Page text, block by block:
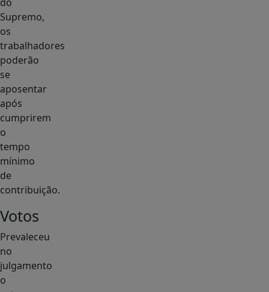
Supremo,
os
trabalhadores
poderão
se
aposentar
após
cumprirem
o
tempo
mínimo
de
contribuição.
Votos
Prevaleceu
no
julgamento
o